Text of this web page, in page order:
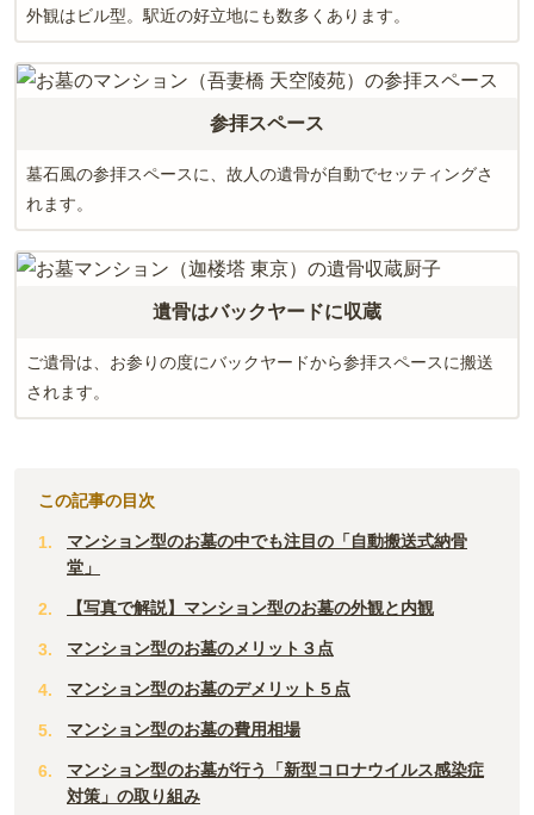
愛媛
高知
長崎
鹿児島
外観はビル型。駅近の好立地にも数多くあります。
参拝スペース
墓石風の参拝スペースに、故人の遺骨が自動でセッティングさ
れます。
遺骨はバックヤードに収蔵
ご遺骨は、お参りの度にバックヤードから参拝スペースに搬送
されます。
この記事の目次
マンション型のお墓の中でも注目の「自動搬送式納骨
堂」
【写真で解説】マンション型のお墓の外観と内観
マンション型のお墓のメリット３点
マンション型のお墓のデメリット５点
マンション型のお墓の費用相場
マンション型のお墓が行う「新型コロナウイルス感染症
対策」の取り組み